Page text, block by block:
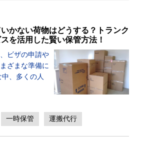
かない荷物はどうする？トランク
を活用した賢い保管方法！
ビザの申請や
ざまな準備に
、多くの人
一時保管 運搬代行